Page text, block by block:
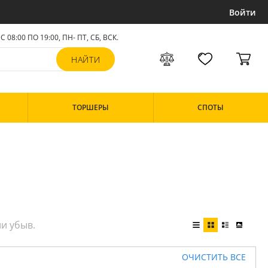
Войти
С 08:00 ПО 19:00, ПН- ПТ,СБ, ВСК.
ТОРШЕРЫ СПОТЫ
ОЧИСТИТЬ ВСЕ